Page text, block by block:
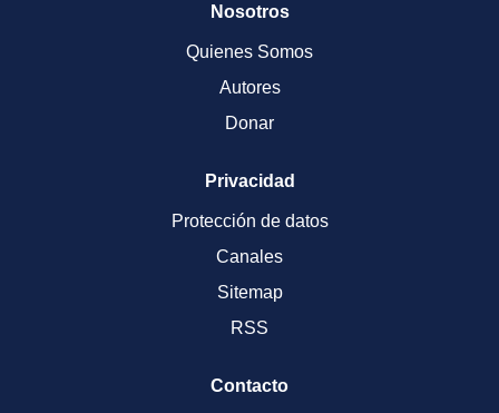
Nosotros
Quienes Somos
Autores
Donar
Privacidad
Protección de datos
Canales
Sitemap
RSS
Contacto